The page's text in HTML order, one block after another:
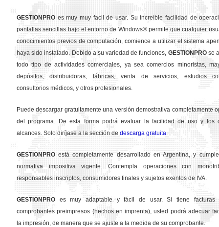
GESTION PRO es muy muy facil de usar. Su increíble facilidad de
pantallas sencillas bajo el entorno de Windows® permite que cualquier
conocimientos previos de computación, comience a utilizar el sistema
haya sido instalado. Debido a su variedad de funciones, GESTION PROse
todo tipo de actividades comerciales, ya sea comercios minoristas,
depósitos, distribuidoras, fábricas, venta de servicios, estudios
consultorios médicos, y otros profesionales.
Puede descargar gratuitamente una versión demostrativa completamente
del programa. De esta forma podrá evaluar la facilidad de uso y los
alcances. Solo diríjase a la sección de descarga gratuita.
GESTION PRO está completamente desarrollado en Argentina, y
normativa impositiva vigente. Contempla operaciones con
responsables inscriptos, consumidores finales y sujetos exentos de IVA.
GESTION PRO es muy adaptable y fácil de usar. Si tiene facturas
comprobantes preimpresos (hechos en imprenta), usted podrá adecuar
la impresión, de manera que se ajuste a la medida de su comprobante.